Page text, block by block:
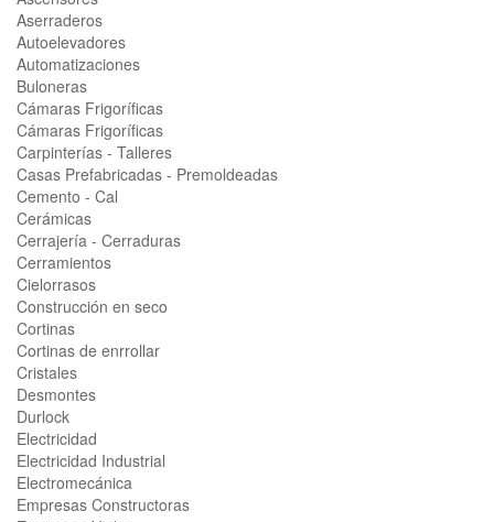
Aserraderos
Autoelevadores
Automatizaciones
Buloneras
Cámaras Frigoríficas
Cámaras Frigoríficas
Carpinterías - Talleres
Casas Prefabricadas - Premoldeadas
Cemento - Cal
Cerámicas
Cerrajería - Cerraduras
Cerramientos
Cielorrasos
Construcción en seco
Cortinas
Cortinas de enrrollar
Cristales
Desmontes
Durlock
Electricidad
Electricidad Industrial
Electromecánica
Empresas Constructoras